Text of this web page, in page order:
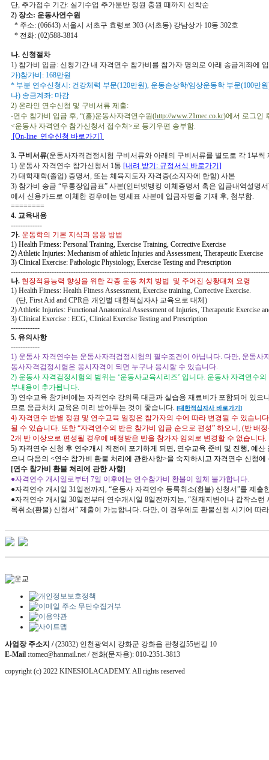
단, 추가접수 기간: 실기수업 추가분반 정원 충원 때까지 선착순
2) 장소: 운동사연수원
* 주소: (06643) 서울시 서초구 효령로 303 (서초동) 강남상가 10동 302호
* 전화: (02)588-3814
나. 신청절차
1) 참가비 입금: 신청기간 내 자격연수 참가비를 참가자 명의로 아래 송금계좌에
가)참가비 : 168만원
* 부분 연수신청시 : 건강체력 부문(120만원), 운동손상학/임상운동학 부문(100만원
나) 송금계좌: 마감
2) 온라인 연수신청 및 구비서류 제출:
-연 수 참가비 입금 후, “(홈)운동사자격연수원(http://www.21mec.co.kr)에서 로그인
<운동사 자격연수 참가신청서 접수처>로 등기우편 송부함.
[On-line 연수신청 바로가기 ]
3. 구비서류(운동사자격검정시험 구비서류와 아래의 구비서류를 별도로 각 1부씩
1) 운동사 자격연수 참가신청서 1통 [내려 받기 : 규정서식 바로가기 ]
2) 대학재학(졸업) 증명서, 또는 체육지도자 자격증(소지자에 한함) 사본
3) 참가비 송금 “무통장입금표” 사본(인터넷뱅킹 이체증명서 혹은 입금내역설명서
에서 신용카드로 이체한 경우에는 명세표 사본에 입금자명을 기재 후, 첨부함.
========
4. 교육내용
-------------
가. 운동학의 기본 지식과 응용 방법
1) Health Fitness: Personal Training, Exercise Training, Corrective Exercise
2) Athletic Injuries: Mechanism of athletic Injuries and Assessment, Therapeutic Exercise
3) Clinical Exercise: Pathologic Physiology, Exercise Testing and Prescription
나. 현장적용능력 향상을 위한 각종 운동 처치 방법 및 주어진 상황대처 요령
1) Health Fitness: Health Fitness Assessment, Exercise training, Corrective Exercise.
(단, First Aid and CPR은 개인별 대한적십자사 교육으로 대체 )
2) Athletic Injuries: Functional Anatomical Assessment of Injuries, Therapeutic Exercise
3) Clinical Exercise : ECG, Clinical Exercise Testing and Prescription
------------
5. 유의사항
------------
1) 운동사 자격연수는 운동사자격검정시험의 필수조건이 아닙니다. 다만, 운동사
동사자격검정시험은 응시자격이 되면 누구나 응시할 수 있습니다.
2) 운동사 자격검정시험의 범위는 ‘운동사교육시리즈’ 입니다. 운동사 자격연수
부내용이
추가됩니다.
3) 연수교육 참가비에는 자격연수 강의록 대금과 실습용 재료비가 포함되어 있으
므로 응급처치 교육은 미리 받아두는 것이 좋습니다. [대한적십자사 바로가기 ]
4) 자격연수 반별 정원 및 연수교육 일정은 참가자의 수에 따라 변경될 수 있습니다
될 수 있습니다. 또한 “자격연수의 반은 참가비 입금 순으로 편성” 하오니 , (반 배
2개 반 이상으로 편성될 경우에 배정받은 반을 참가자 임의로 변경할 수 없습니다.
5) 자격연수 신청 후 연수개시 직전에 포기하게 되면, 연수교육 준비 및 진행, 예산
으니 다음의 <연수 참가비 환불 처리에 관한사항>을 숙지하시고 자격연수 신청
[연수 참가비 환불 처리에 관한 사항]
●자격연수 개시일로부터 7일 이후에는 연수참가비 환불이 일체 불가합니다.
●자격연수 개시일 31일전까지 , “운동사 자격연수 등록취소(환불) 신청서”를 제출
●자격연수 개시일 30일전부터 연수개시일 8일전까지는, “천재지변이나 갑작스런
록취소(환불) 신청서” 제출이 가능합니다. 다만, 이 경우에도 환불신청 시기에 따
사업장 주소지 /(23032) 인천광역시 강화군 강화읍 관청길55번길 10
E-Mail :tomec@hanmail.net / 전화(문자용): 010-2351-3813
copyright (c) 2022 KINESIOLACADEMY. All rights reserved